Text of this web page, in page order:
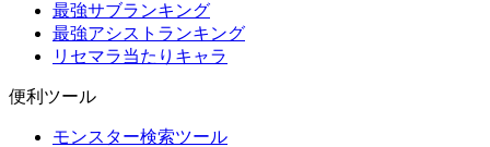
最強サブランキング
最強アシストランキング
リセマラ当たりキャラ
便利ツール
モンスター検索ツール